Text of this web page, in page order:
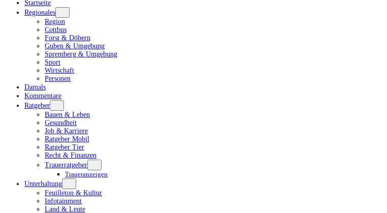
Startseite
Regionales
Region
Cottbus
Forst & Döbern
Guben & Umgebung
Spremberg & Umgebung
Sport
Wirtschaft
Personen
Damals
Kommentare
Ratgeber
Bauen & Leben
Gesundheit
Job & Karriere
Ratgeber Mobil
Ratgeber Tier
Recht & Finanzen
Trauerratgeber
Traueranzeigen
Unterhaltung
Feuilleton & Kultur
Infotainment
Land & Leute